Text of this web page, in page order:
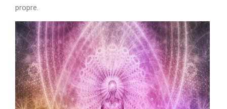
propre.